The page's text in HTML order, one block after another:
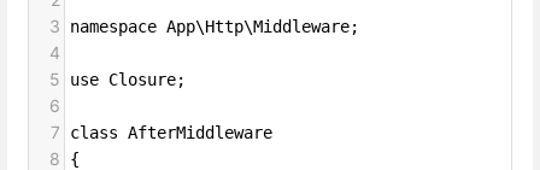
3
namespace App\Http\Middleware;
4
5
use Closure;
6
7
class AfterMiddleware
8 {